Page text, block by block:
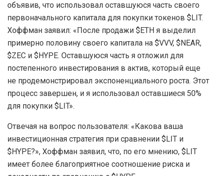
объявив, что использовал оставшуюся часть своего
первоначального капитала для покупки токенов $LIT.
Хоффман заявил: «После продажи $ETH я выделил
примерно половину своего капитала на $VVV, $NEAR,
$ZEC и $HYPE. Оставшуюся часть я отложил для
постепенного инвестирования в актив, который еще
не продемонстрировал экспоненциального роста. Этот
процесс завершен, и я использовал оставшиеся 50%
для покупки $LIT».
Отвечая на вопрос пользователя: «Какова ваша
инвестиционная стратегия при сравнении $LIT и
$HYPE?», Хоффман заявил, что, по его мнению, $LIT
имеет более благоприятное соотношение риска и